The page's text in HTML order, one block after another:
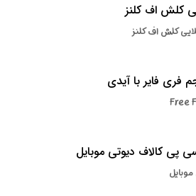
کلش اف کلنز
کلش اف کلنز